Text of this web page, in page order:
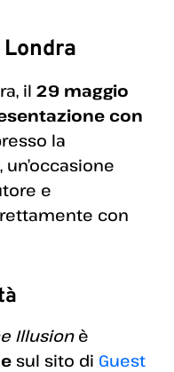
il 29 maggio
con
la
, un’occasione
e
con
Illusionè
sul sito di Guest